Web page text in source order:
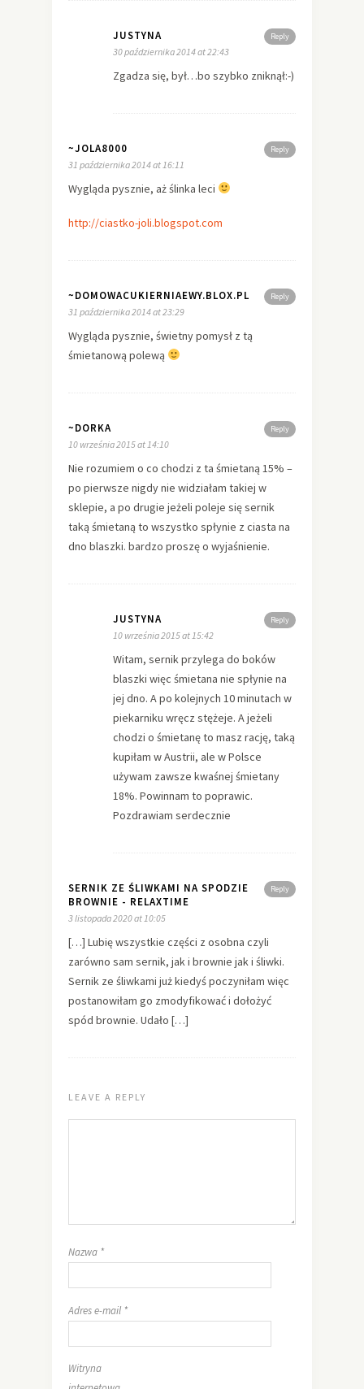
Reply
JUSTYNA
30 października 2014 at 22:43
Zgadza się, był…bo szybko zniknął:-)
Reply
~JOLA8000
31 października 2014 at 16:11
Wygląda pysznie, aż ślinka leci
http://ciastko-joli.blogspot.com
Reply
~DOMOWACUKIERNIAEWY.BLOX.PL
31 października 2014 at 23:29
Wygląda pysznie, świetny pomysł z tą
śmietanową polewą
Reply
~DORKA
10 września 2015 at 14:10
Nie rozumiem o co chodzi z ta śmietaną 15% –
po pierwsze nigdy nie widziałam takiej w
sklepie, a po drugie jeżeli poleje się sernik
taką śmietaną to wszystko spłynie z ciasta na
dno blaszki. bardzo proszę o wyjaśnienie.
Reply
JUSTYNA
10 września 2015 at 15:42
Witam, sernik przylega do boków
blaszki więc śmietana nie spłynie na
jej dno. A po kolejnych 10 minutach w
piekarniku wręcz stężeje. A jeżeli
chodzi o śmietanę to masz rację, taką
kupiłam w Austrii, ale w Polsce
używam zawsze kwaśnej śmietany
18%. Powinnam to poprawic.
Pozdrawiam serdecznie
Reply
SERNIK ZE ŚLIWKAMI NA SPODZIE
BROWNIE - RELAXTIME
3 listopada 2020 at 10:05
[…] Lubię wszystkie części z osobna czyli
zarówno sam sernik, jak i brownie jak i śliwki.
Sernik ze śliwkami już kiedyś poczyniłam więc
postanowiłam go zmodyfikować i dołożyć
spód brownie. Udało […]
LEAVE A REPLY
Nazwa *
Adres e-mail *
Witryna